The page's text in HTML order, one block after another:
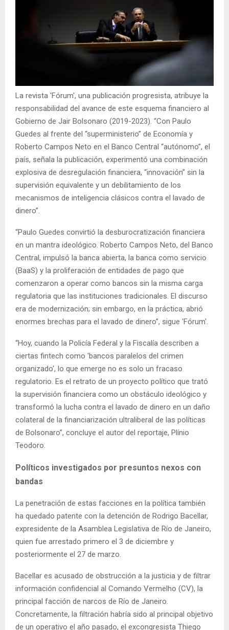
La revista 'Fórum', una publicación progresista, atribuye la
responsabilidad del avance de este esquema financiero al
Gobierno de Jair Bolsonaro (2019-2023). “Con Paulo
Guedes al frente del “superministerio” de Economía y
Roberto Campos Neto en el Banco Central “autónomo”, el
país, señala la publicación, experimentó una combinación
explosiva de desregulación financiera, “innovación” sin la
supervisión equivalente y un debilitamiento de los
mecanismos de inteligencia clásicos contra el lavado de
dinero”.
“Paulo Guedes convirtió la desburocratización financiera
en un mantra ideológico. Roberto Campos Neto, del Banco
Central, impulsó la banca abierta, la banca como servicio
(BaaS) y la proliferación de entidades de pago que
comenzaron a operar como bancos sin la misma carga
regulatoria que las instituciones tradicionales. El discurso
era de modernización; sin embargo, en la práctica, abrió
enormes brechas para el lavado de dinero”, sigue 'Fórum'.
“Hoy, cuando la Policía Federal y la Fiscalía describen a
ciertas fintech como 'bancos paralelos del crimen
organizado', lo que emerge no es solo un fracaso
regulatorio. Es el retrato de un proyecto político que trató
la supervisión financiera como un obstáculo ideológico y
transformó la lucha contra el lavado de dinero en un daño
colateral de la financiarización ultraliberal de las políticas
de Bolsonaro”, concluye el autor del reportaje, Plínio
Teodoro.
Políticos investigados por presuntos nexos con
bandas
La penetración de estas facciones en la política también
ha quedado patente con la detención de Rodrigo Bacellar,
expresidente de la Asamblea Legislativa de Río de Janeiro,
quien fue arrestado primero el 3 de diciembre y
posteriormente el 27 de marzo.
Bacellar es acusado de obstrucción a la justicia y de filtrar
información confidencial al Comando Vermelho (CV), la
principal facción de narcos de Río de Janeiro.
Concretamente, la filtración habría sido al principal objetivo
de un operativo el año pasado, el excongresista Thiego